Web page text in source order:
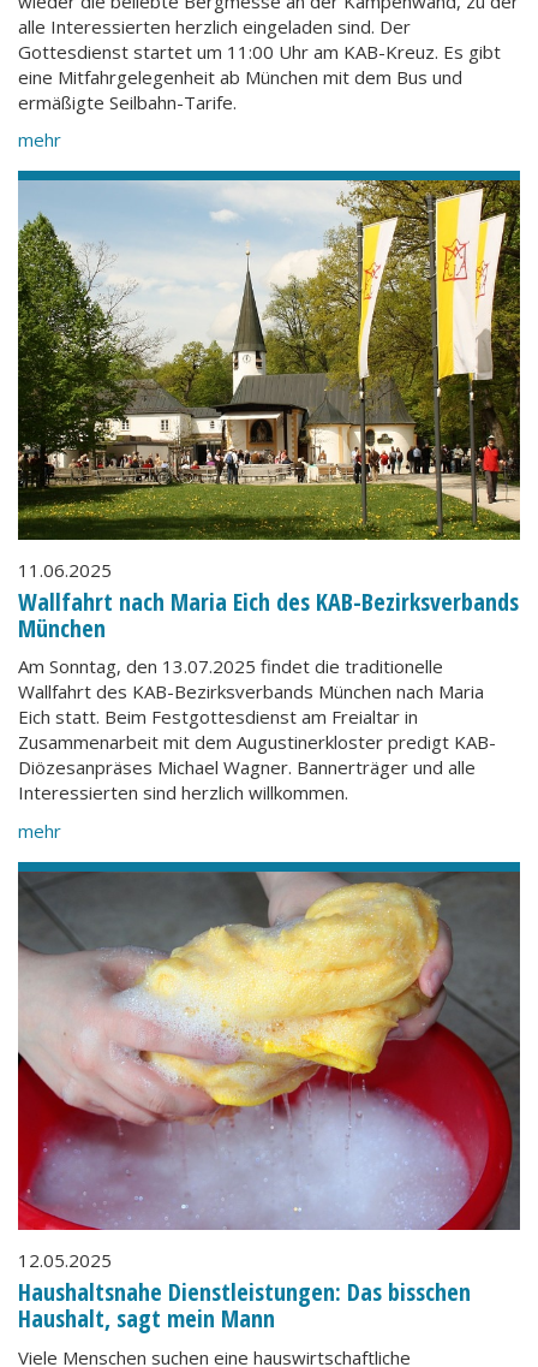
alle Interessierten herzlich eingeladen sind. Der
Gottesdienst startet um 11:00 Uhr am KAB-Kreuz. Es gibt
eine Mitfahrgelegenheit ab München mit dem Bus und
ermäßigte Seilbahn-Tarife.
mehr
11.06.2025
Wallfahrt nach Maria Eich des KAB-Bezirksverbands
München
Am Sonntag, den 13.07.2025 findet die traditionelle
Wallfahrt des KAB-Bezirksverbands München nach Maria
Eich statt. Beim Festgottesdienst am Freialtar in
Zusammenarbeit mit dem Augustinerkloster predigt KAB-
Diözesanpräses Michael Wagner. Bannerträger und alle
Interessierten sind herzlich willkommen.
mehr
12.05.2025
Haushaltsnahe Dienstleistungen: Das bisschen
Haushalt, sagt mein Mann
Viele Menschen suchen eine hauswirtschaftliche